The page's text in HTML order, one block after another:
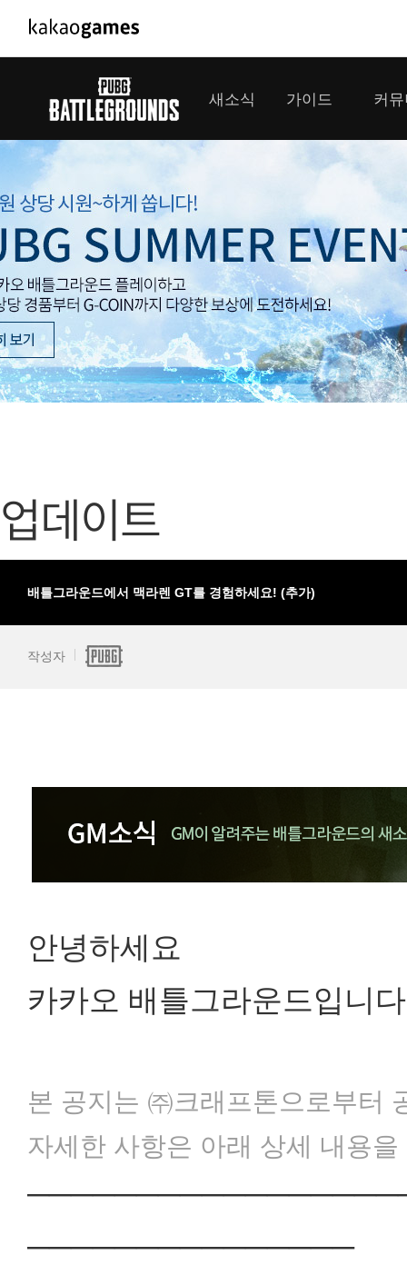
PC/모바일게임
도깨비의세계
아키에이지 워
아레스 : 라이즈 오브 가디언즈
배틀그라
패스 오브
패스 오브
모바일게임
우마무스메 프리티 더비
SMiniz
프렌즈팝콘
프렌즈타운
서비스
내정보
보안센터
새소식
이벤트
업데이트
대회소식
가이드 커
플레이
클랜
모집
업데이트
배틀그라운드에서 맥라렌 GT를 경험하세요! (추가)
작성자
안녕하세요
카카오 배틀그라운드입니
본 공지는 ㈜크래프톤으로부터
자세한 사항은 아래 상세 내용
───────────────